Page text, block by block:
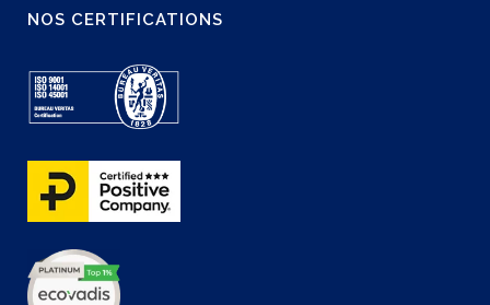
NOS CERTIFICATIONS